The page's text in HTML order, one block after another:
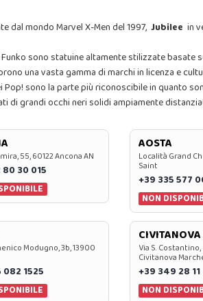
dal mondo Marvel X-Men del 1997, Jubilee in
Funko sono statuine altamente stilizzate
una vasta gamma di marchi in licenza e
Pop! sono la parte più riconoscibile in quanto
di grandi occhi neri solidi ampiamente
55, 60122 Ancona AN
30 015
AOSTA
Località Grand
Saint
+39 335 577
NON
Modugno, 3b, 13900
1525
CIVITANOVA
Via S. Costantino,
Civitanova
+39 349 28
NON